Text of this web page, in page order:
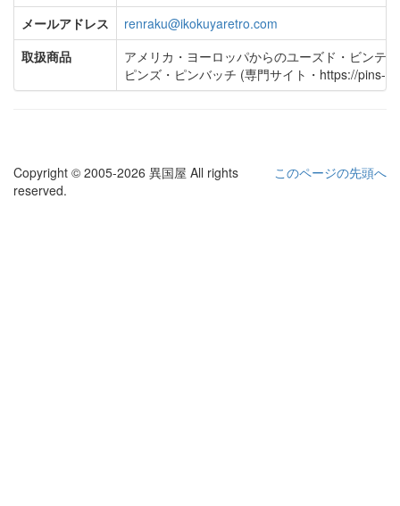
メールアドレス
renraku@ikokuyaretro.com
取扱商品
アメリカ・ヨーロッパからのユーズド・ビンテ
ピンズ・ピンバッチ (専門サイト・https://pins-
このページの先頭へ
Copyright © 2005-2026 異国屋 All rights
reserved.